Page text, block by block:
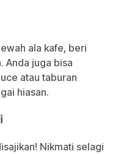
ala kafe, beri
Anda juga bisa
atau taburan
hiasan.
Nikmati selagi